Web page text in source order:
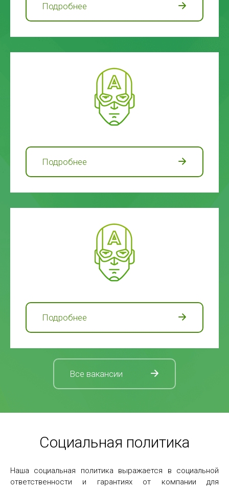
Подробнее
Подробнее
Подробнее
Все вакансии
Социальная политика
Наша социальная политика выражается в социальной
ответственности и гарантиях от компании для